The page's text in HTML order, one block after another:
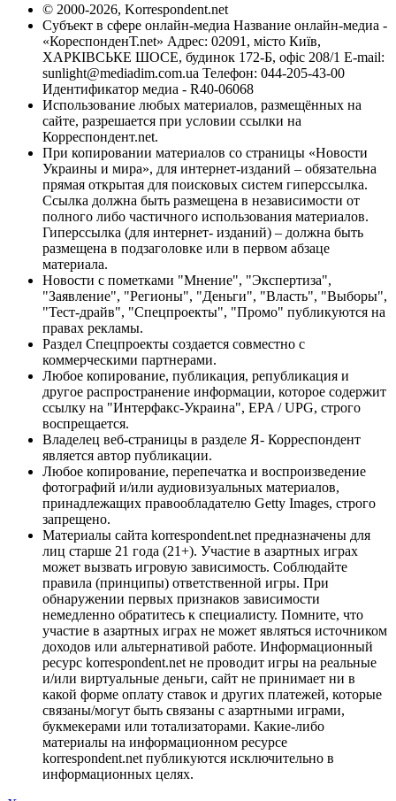
© 2000-2026, Korrespondent.net
Субъект в сфере онлайн-медиа Название онлайн-медиа -
«КореспонденТ.net» Адрес: 02091, місто Київ,
ХАРКІВСЬКЕ ШОСЕ, будинок 172-Б, офіс 208/1 E-mail:
sunlight@mediadim.com.ua Телефон: 044-205-43-00
Идентификатор медиа - R40-06068
Использование любых материалов, размещённых на
сайте, разрешается при условии ссылки на
Корреспондент.net.
При копировании материалов со страницы «Новости
Украины и мира», для интернет-изданий – обязательна
прямая открытая для поисковых систем гиперссылка.
Ссылка должна быть размещена в независимости от
полного либо частичного использования материалов.
Гиперссылка (для интернет- изданий) – должна быть
размещена в подзаголовке или в первом абзаце
материала.
Новости с пометками "Мнение", "Экспертиза",
"Заявление", "Регионы", "Деньги", "Власть", "Выборы",
"Тест-драйв", "Спецпроекты", "Промо" публикуются на
правах рекламы.
Раздел Спецпроекты создается совместно с
коммерческими партнерами.
Любое копирование, публикация, републикация и
другое распространение информации, которое содержит
ссылку на "Интерфакс-Украина", EPA / UPG, строго
воспрещается.
Владелец веб-страницы в разделе Я- Корреспондент
является автор публикации.
Любое копирование, перепечатка и воспроизведение
фотографий и/или аудиовизуальных материалов,
принадлежащих правообладателю Getty Images, строго
запрещено.
Материалы сайта korrespondent.net предназначены для
лиц старше 21 года (21+). Участие в азартных играх
может вызвать игровую зависимость. Соблюдайте
правила (принципы) ответственной игры. При
обнаружении первых признаков зависимости
немедленно обратитесь к специалисту. Помните, что
участие в азартных играх не может являться источником
доходов или альтернативой работе. Информационный
ресурс korrespondent.net не проводит игры на реальные
и/или виртуальные деньги, сайт не принимает ни в
какой форме оплату ставок и других платежей, которые
связаны/могут быть связаны с азартными играми,
букмекерами или тотализаторами. Какие-либо
материалы на информационном ресурсе
korrespondent.net публикуются исключительно в
информационных целях.